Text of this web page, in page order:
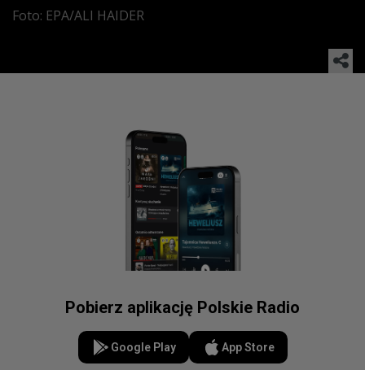
Foto: EPA/ALI HAIDER
Pobierz aplikację Polskie Radio
Google Play App Store